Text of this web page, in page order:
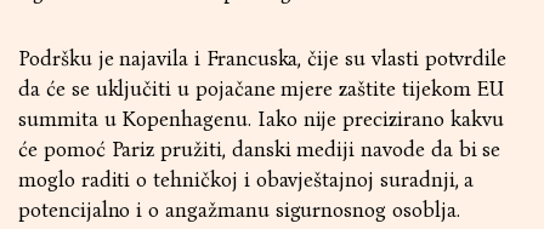
Podršku je najavila i Francuska, čije su vlasti potvrdile
da će se uključiti u pojačane mjere zaštite tijekom EU
summita u Kopenhagenu. Iako nije precizirano kakvu
će pomoć Pariz pružiti, danski mediji navode da bi se
moglo raditi o tehničkoj i obavještajnoj suradnji, a
potencijalno i o angažmanu sigurnosnog osoblja.